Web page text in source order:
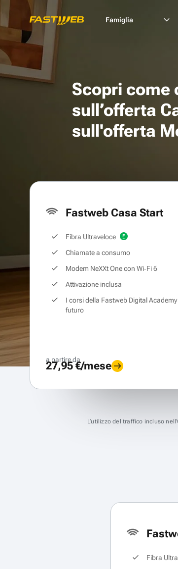
Famiglia
Scopri come
sull’offerta
sull'offerta
Fastweb Casa Start
Fibra Ultraveloce
Chiamate a consumo
Modem NeXXt One con Wi‑Fi 6
Attivazione inclusa
I corsi della Fastweb Digital
futuro
a partire da
27,95 €/mese
L’utilizzo del traffico incluso
Fibra